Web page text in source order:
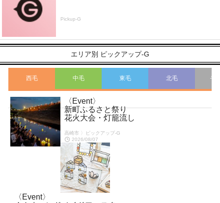
Pickup-G
エリア別 ピックアップ-G
西毛 中毛 東毛 北毛 そ
〈Event〉
新町ふるさと祭り
花火大会・灯籠流し
高崎市 〉ピックアップ-G
2026/08/07
〈Event〉